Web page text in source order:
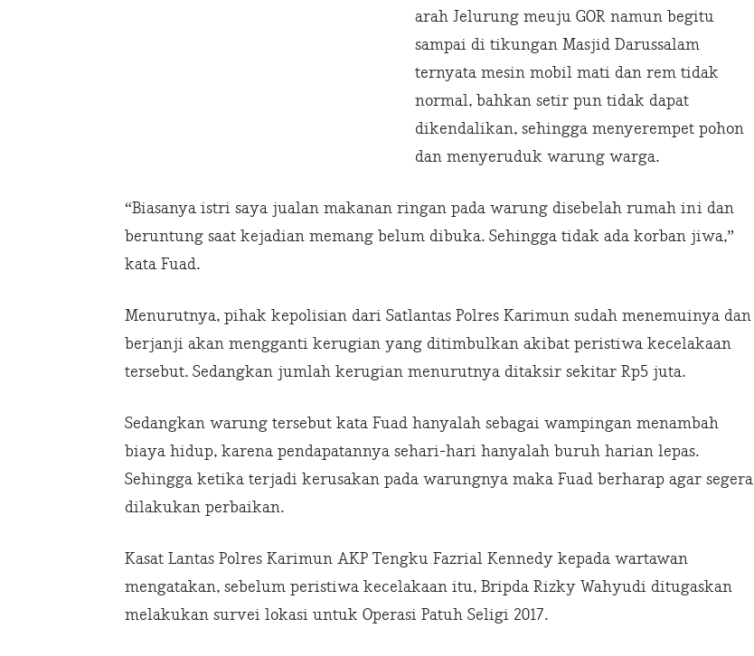
arah Jelurung meuju GOR namun begitu
sampai di tikungan Masjid Darussalam
ternyata mesin mobil mati dan rem tidak
normal, bahkan setir pun tidak dapat
dikendalikan, sehingga menyerempet pohon
dan menyeruduk warung warga.
“Biasanya istri saya jualan makanan ringan pada warung disebelah rumah ini dan
beruntung saat kejadian memang belum dibuka. Sehingga tidak ada korban jiwa,”
kata Fuad.
Menurutnya, pihak kepolisian dari Satlantas Polres Karimun sudah menemuinya dan
berjanji akan mengganti kerugian yang ditimbulkan akibat peristiwa kecelakaan
tersebut. Sedangkan jumlah kerugian menurutnya ditaksir sekitar Rp5 juta.
Sedangkan warung tersebut kata Fuad hanyalah sebagai wampingan menambah
biaya hidup, karena pendapatannya sehari-hari hanyalah buruh harian lepas.
Sehingga ketika terjadi kerusakan pada warungnya maka Fuad berharap agar segera
dilakukan perbaikan.
Kasat Lantas Polres Karimun AKP Tengku Fazrial Kennedy kepada wartawan
mengatakan, sebelum peristiwa kecelakaan itu, Bripda Rizky Wahyudi ditugaskan
melakukan survei lokasi untuk Operasi Patuh Seligi 2017.